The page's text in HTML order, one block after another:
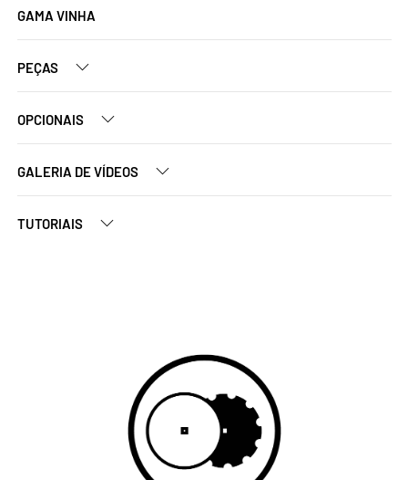
GAMA VINHA
PEÇAS
OPCIONAIS
GALERIA DE VÍDEOS
TUTORIAIS